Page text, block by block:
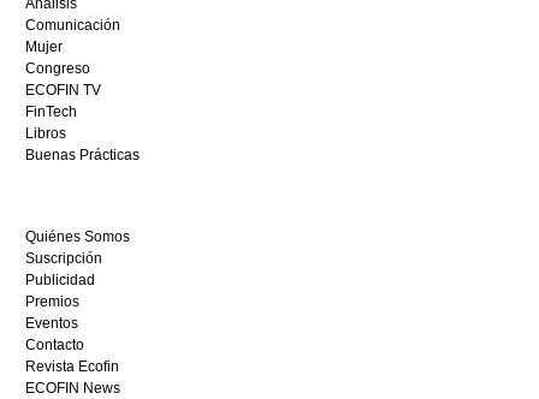
en
España,
visita
este
sitio
restaurantedonmauro.es
y
hoy
mismo.
Comunicación
Mujer
Congreso
ECOFIN TV
FinTech
Libros
Buenas Prácticas
Quiénes Somos
Suscripción
Publicidad
Premios
Eventos
Contacto
Revista Ecofin
ECOFIN News